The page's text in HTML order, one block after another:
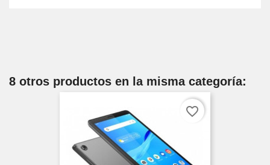
8 otros productos en la misma categoría:
favorite_border